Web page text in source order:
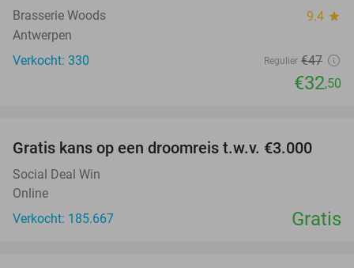
Brasserie Woods 9.4 star
Antwerpen
Verkocht: 330
Regulier €47
€32,50
Gratis kans op een droomreis t.w.v. €3.000
Social Deal Win
Online
Verkocht: 185.667
Gratis